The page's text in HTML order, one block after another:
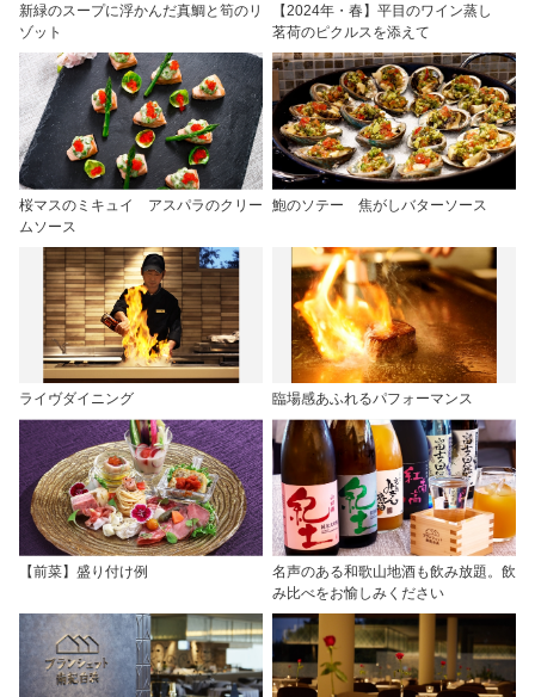
新緑のスープに浮かんだ真鯛と筍のリ
ゾット
【2024年・春】平目のワイン蒸し
茗荷のピクルスを添えて
桜マスのミキュイ アスパラのクリー
ムソース
鮑のソテー 焦がしバターソース
ライヴダイニング 臨場感あふれるパフォーマンス
【前菜】盛り付け例
名声のある和歌山地酒も飲み放題。飲
み比べをお愉しみください